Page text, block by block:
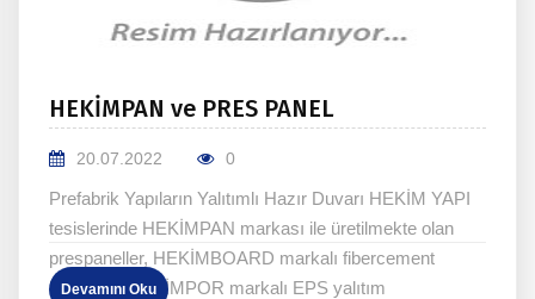
HEKİMPAN ve PRES PANEL
20.07.2022 0
Prefabrik Yapıların Yalıtımlı Hazır Duvarı HEKİM YAPI
tesislerinde HEKİMPAN markası ile üretilmekte olan
prespaneller, HEKİMBOARD markalı fibercement
levhalarla HEKİMPOR markalı EPS yalıtım
Devamını Oku